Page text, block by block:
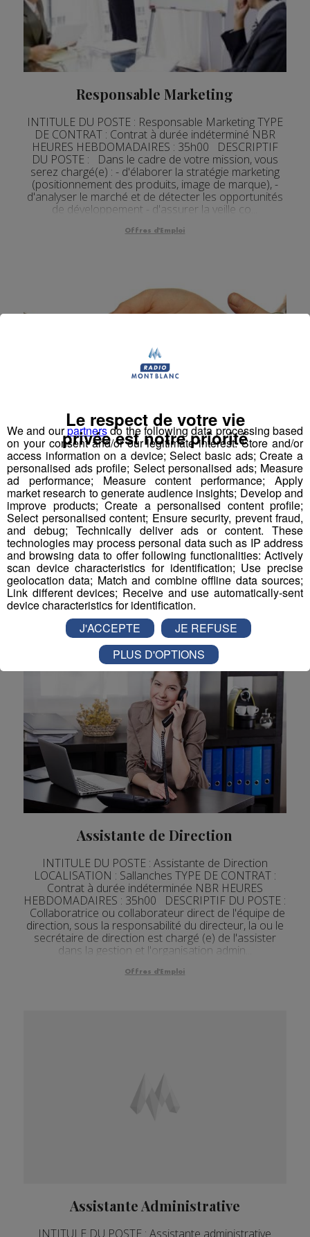
Responsable Marketing
INTITULE DU POSTE : Responsable Marketing TYPE
DE CONTRAT : Contrat à durée indéterminé NBR
HEURES HEBDOMADAIRES : 35h00 DESCRIPTIF
DU POSTE : Dans le cadre de votre mission, vous
serez chargé(e) : - d'élaborer la stratégie marketing
(positionnement des produits, image de marque), -
d'analyser le marché et de détecter les opportunités
de développement - d'assurer la veille co...
Offres d'Emploi
Coiffeur(se)
INTITULE DU POSTE : Coiffeur(se) TYPE DE
CONTRAT : Contrat à durée déterminé de 2 mois
NBR HEURES HEBDOMADAIRES : 16h00
DESCRIPTIF DU POSTE : Vous serez en charge de
l'accueil et du conseil de la clientèle. Vous effectuez la
coupe, le coiffage, les couleurs et vous maîtrisez les
techniques de mèche, chignons et attaches Vous
faites preuve d'autonomie et pouv...
Offres d'Emploi
Assistante de Direction
INTITULE DU POSTE : Assistante de Direction
LOCALISATION : Sallanches TYPE DE CONTRAT :
Contrat à durée indéterminée NBR HEURES
HEBDOMADAIRES : 35h00 DESCRIPTIF DU POSTE :
Collaboratrice ou collaborateur direct de l'équipe de
direction, sous la responsabilité du directeur, la ou le
secrétaire de direction est chargé (e) de l'assister
dans la gestion et l'organisation admin...
Offres d'Emploi
Assistante Administrative
INTITULE DU POSTE : Assistante administrative
We and ourpartnersdo the following data processing based
on your consent and/or our legitimate interest: Store and/or
access information on a device; Select basic ads; Create a
personalised ads profile; Select personalised ads; Measure
ad performance; Measure content performance; Apply
market research to generate audience insights; Develop and
improve products; Create a personalised content profile;
Select personalised content; Ensure security, prevent fraud,
and debug; Technically deliver ads or content. These
technologies may process personal data such as IP address
and browsing data to offer following functionalities: Actively
scan device characteristics for identification; Use precise
geolocation data; Match and combine offline data sources;
Link different devices; Receive and use automatically-sent
device characteristics for identification.
Le respect de votre vie
privée est notre priorité
J'ACCEPTE
JE REFUSE
PLUS D'OPTIONS